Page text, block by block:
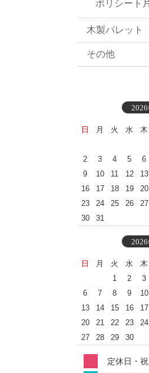
ポリシート
mm幅
木製パレット
その他
2026
日 月 火 水 木
2
3 4 5 6
9
10 11 12 13
16
17 18 19 20
23
24 25 26 27
30
31
2026
日 月 火 水 木
1
2 3
6
7 8 9 10
13
14 15 16 17
20
21 22 23 24
27
28 29 30
定休日・